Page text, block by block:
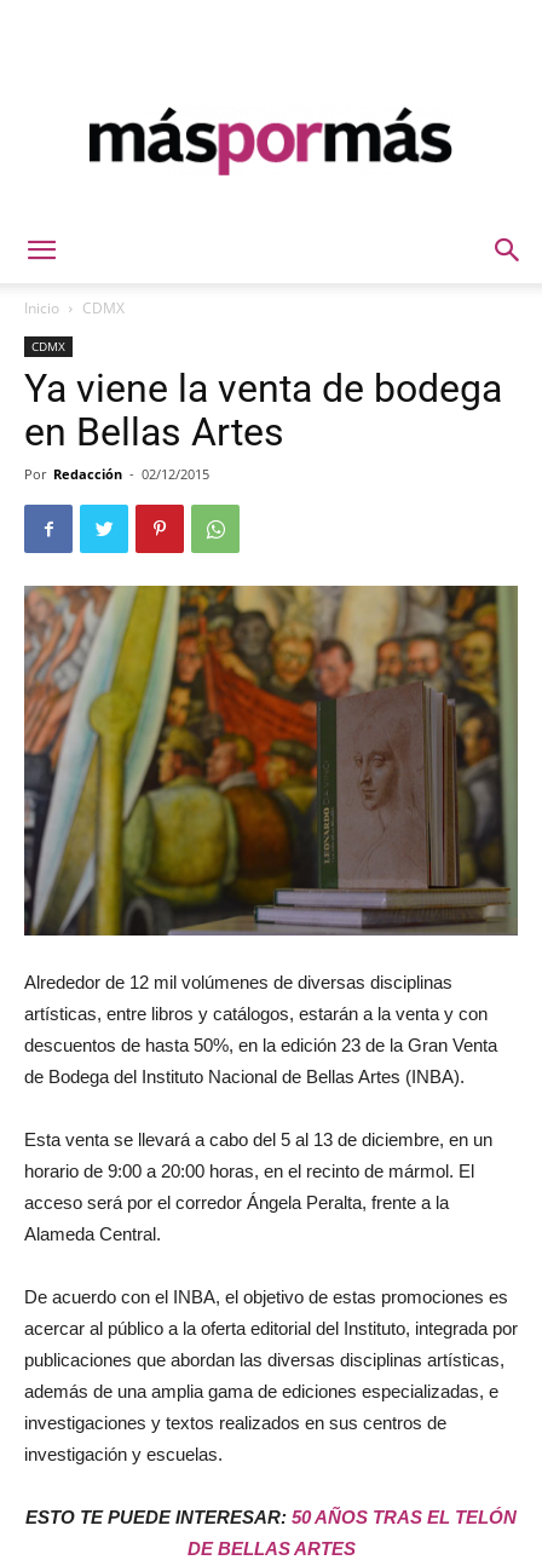
Inicio CDMX
CDMX
Ya viene la venta de bodega
en Bellas Artes
Por Redacción - 02/12/2015
Alrededor de 12 mil volúmenes de diversas disciplinas
artísticas, entre libros y catálogos, estarán a la venta y con
descuentos de hasta 50%, en la edición 23 de la Gran Venta
de Bodega del Instituto Nacional de Bellas Artes (INBA).
Esta venta se llevará a cabo del 5 al 13 de diciembre, en un
horario de 9:00 a 20:00 horas, en el recinto de mármol. El
acceso será por el corredor Ángela Peralta, frente a la
Alameda Central.
De acuerdo con el INBA, el objetivo de estas promociones es
acercar al público a la oferta editorial del Instituto, integrada por
publicaciones que abordan las diversas disciplinas artísticas,
además de una amplia gama de ediciones especializadas, e
investigaciones y textos realizados en sus centros de
investigación y escuelas.
ESTO TE PUEDE INTERESAR: 50 AÑOS TRAS EL TELÓN
DE BELLAS ARTES